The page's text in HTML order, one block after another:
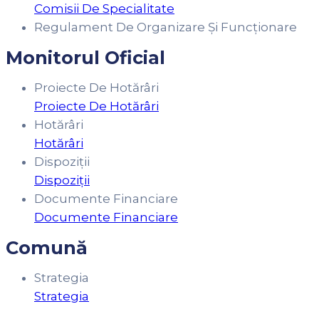
Comisii De Specialitate
Regulament De Organizare Și Funcționare
Monitorul Oficial
Proiecte De Hotărâri
Proiecte De Hotărâri
Hotărâri
Hotărâri
Dispoziții
Dispoziții
Documente Financiare
Documente Financiare
Comună
Strategia
Strategia